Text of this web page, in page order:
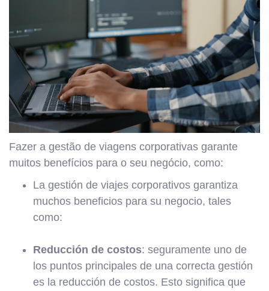
Fazer a gestão de viagens corporativas garante
muitos benefícios para o seu negócio, como:
La gestión de viajes corporativos garantiza
muchos beneficios para su negocio, tales
como:
Reducción de costos: seguramente uno de
los puntos principales de una correcta gestión
es la reducción de costos. Esto significa que